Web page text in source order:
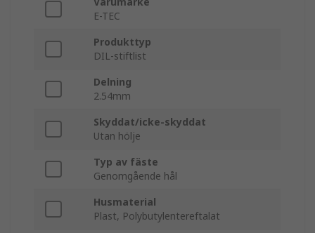
E-TEC
Produkttyp
DIL-stiftlist
Delning
2.54mm
Skyddat/icke-skyddat
Utan hölje
Typ av fäste
Genomgående hål
Husmaterial
Plast, Polybutylentereftalat